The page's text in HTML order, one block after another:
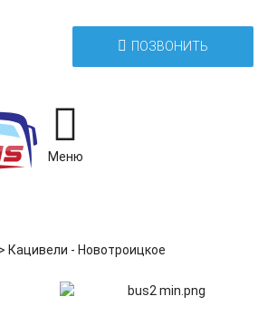
ПОЗВОНИТЬ
Меню
> Кацивели - Новотроицкое